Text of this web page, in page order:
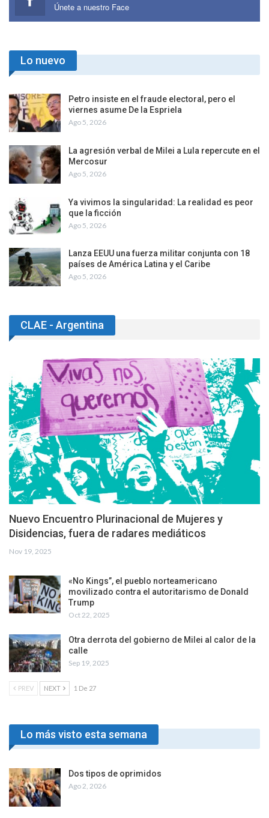
Únete a nuestro Face
Lo nuevo
Petro insiste en el fraude electoral, pero el
viernes asume De la Espriela
Ago 5, 2026
La agresión verbal de Milei a Lula repercute en el
Mercosur
Ago 5, 2026
Ya vivimos la singularidad: La realidad es peor
que la ficción
Ago 5, 2026
Lanza EEUU una fuerza militar conjunta con 18
países de América Latina y el Caribe
Ago 5, 2026
CLAE - Argentina
Nuevo Encuentro Plurinacional de Mujeres y
Disidencias, fuera de radares mediáticos
Nov 19, 2025
«No Kings”, el pueblo norteamericano
movilizado contra el autoritarismo de Donald
Trump
Oct 22, 2025
Otra derrota del gobierno de Milei al calor de la
calle
Sep 19, 2025
PREV NEXT 1 De 27
Lo más visto esta semana
Dos tipos de oprimidos
Ago 2, 2026